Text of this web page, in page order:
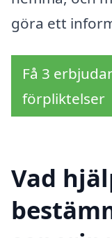
göra ett
Få 3
förpliktelser
Vad